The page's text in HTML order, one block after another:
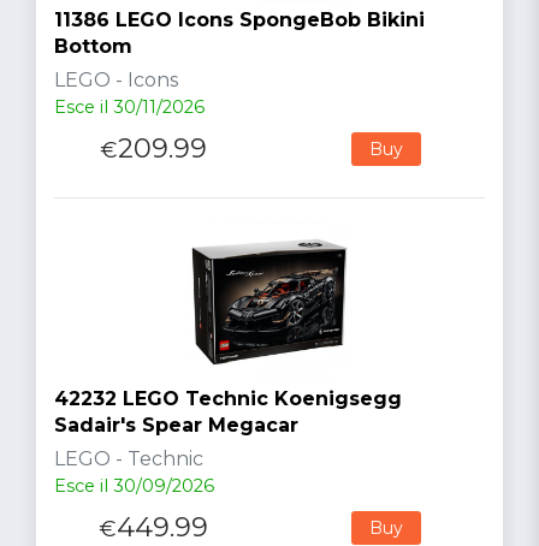
11386 LEGO Icons SpongeBob Bikini
Bottom
LEGO - Icons
Esce il 30/11/2026
€209.99 Buy
42232 LEGO Technic Koenigsegg
Sadair's Spear Megacar
LEGO - Technic
Esce il 30/09/2026
€449.99 Buy